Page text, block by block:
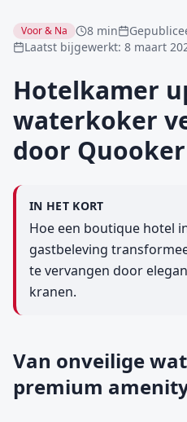
Voor & Na 8 min
Laatst bijgewerkt: 8 maart
Hotelkamer
waterkoker
door
IN HET KORT
Hoe een boutique hotel
gastbeleving
te vervangen door
kranen.
Van onveilige
premium